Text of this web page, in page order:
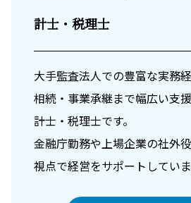
計士・税理士
大手監査法人での豊富な実務
相続・事業承継まで幅広い支
計士・税理士です。
金融庁勤務や上場企業の社外
視点で経営をサポートしていま